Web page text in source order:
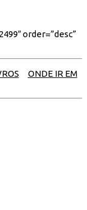
order=”desc”
ONDE IR EM